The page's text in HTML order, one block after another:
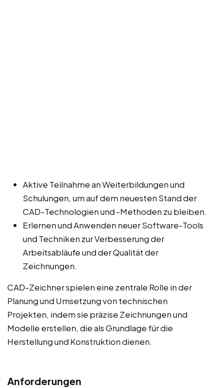
Aktive Teilnahme an Weiterbildungen und
Schulungen, um auf dem neuesten Stand der
CAD-Technologien und -Methoden zu bleiben.
Erlernen und Anwenden neuer Software-Tools
und Techniken zur Verbesserung der
Arbeitsabläufe und der Qualität der
Zeichnungen.
CAD-Zeichner spielen eine zentrale Rolle in der
Planung und Umsetzung von technischen
Projekten, indem sie präzise Zeichnungen und
Modelle erstellen, die als Grundlage für die
Herstellung und Konstruktion dienen.
Anforderungen